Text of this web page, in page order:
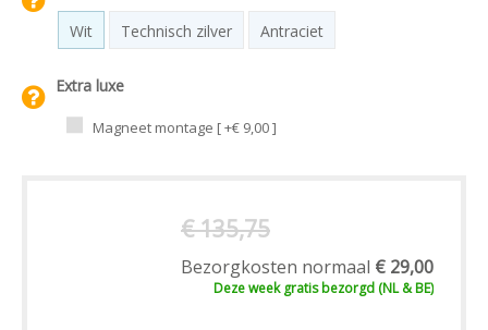
Wit Technisch zilver Antraciet
Extra luxe
Magneet montage [ +€ 9,00 ]
€ 135,75
Bezorgkosten normaal € 29,00
Deze weekgratisbezorgd (NL & BE)